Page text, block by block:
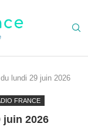
lundi 29 juin 2026
FRANCE
juin 2026